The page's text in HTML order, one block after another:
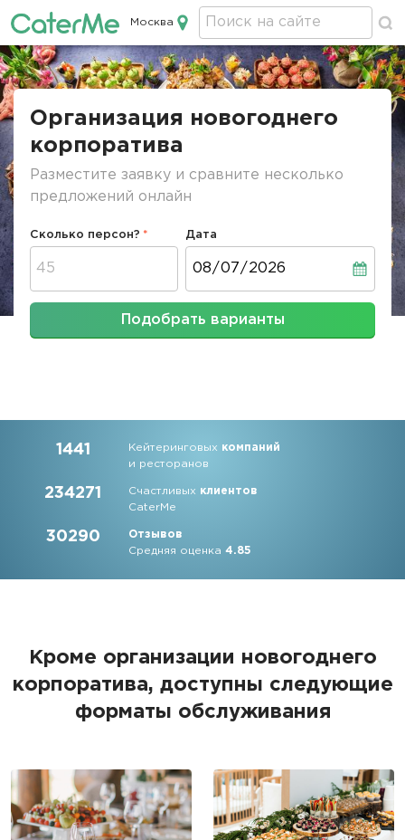
Кейтеринг в Москве
Москва
Строка
Организация новогоднего
корпоратива
Разместите заявку и сравните несколько
предложений онлайн
Сколько персон? Дата
Подобрать варианты
1441 Кейтеринговых компаний
и ресторанов
234271 Счастливых клиентов
CaterMe
30290
Отзывов
Средняя оценка4.85
Кроме организации новогоднего
корпоратива, доступны следующие
форматы обслуживания